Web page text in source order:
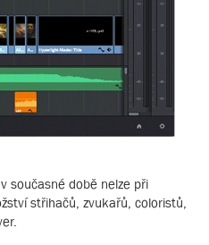
současné době nelze při
střihačů, zvukařů, coloristů,